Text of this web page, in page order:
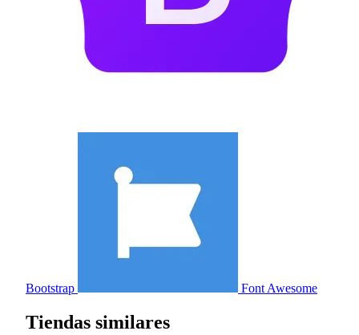
Bootstrap Font Awesome
Tiendas similares